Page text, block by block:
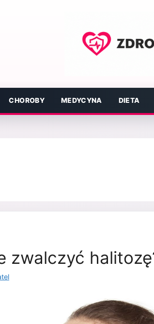
CHOROBY MEDYCYNA DIETA
zwalczyć